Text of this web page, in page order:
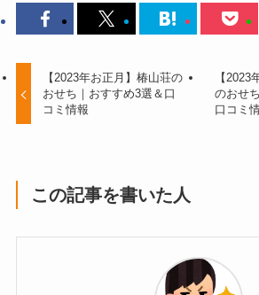
【2023年お正月】椿山荘の
おせち｜おすすめ3選＆口
コミ情報
【2023
のおせ
口コミ
この記事を書いた人